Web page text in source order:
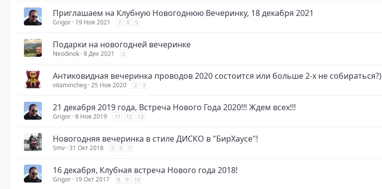
Приглашаем на Клубную Новогоднюю Вечеринку, 18 декабря 2021
Grigor 19 Ноя 2021 7 8 9
Подарки на новогодней вечеринке
Neodinok 8 Дек 2021 2
Антиковидная вечеринка проводов 2020 состоится или больше 2-х не собираться?)
vitamincheg 25 Ноя 2020 2 3
21 декабря 2019 года, Встреча Нового Года 2020!!! Ждем всех!!!
Grigor 8 Ноя 2019 11 12 13
Новогодняя вечеринка в стиле ДИСКО в "БирХаусе"!
Smv 31 Окт 2018 5 6 7
16 декабря, Клубная встреча Нового года 2018!
Grigor 19 Окт 2017 8 9 10